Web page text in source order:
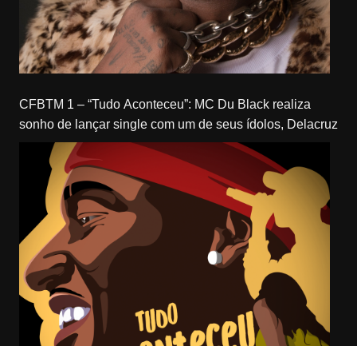
CFBTM 1 – “Tudo Aconteceu”: MC Du Black realiza
sonho de lançar single com um de seus ídolos, Delacruz